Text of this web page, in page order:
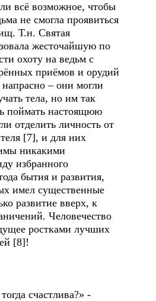
всё возможное, чтобы
не смогла проявиться
Т.н. Святая
жесточайшую по
охоту на ведьм с
приёмов и орудий
– они могли
тела, но им так
поймать настоящюю
отделить личность от
[7], и для них
никакими
избранного
бытия и развития,
имел существенные
развитие вверх, к
Человечество
ростками лучших
[8]!
счастлива?» -